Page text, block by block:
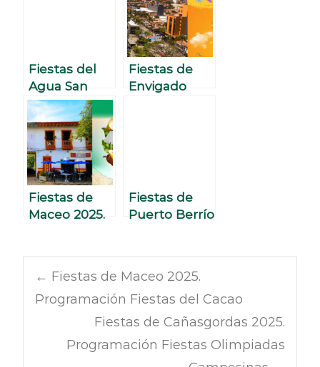
Antioqueñida
d
la Rosa
Fiestas del
Agua San
Carlos 2025.
Programació
n.
Fiestas de
Envigado
Fiestas de
Maceo 2025.
Fiestas de
Puerto Berrío
Retorno
← Fiestas de Maceo 2025.
Programación Fiestas del Cacao
Fiestas de Cañasgordas 2025.
Programación Fiestas Olimpiadas